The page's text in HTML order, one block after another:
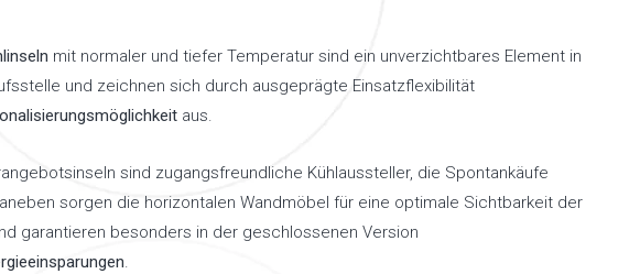
mit normaler und tiefer Temperatur sind ein unverzichtbares Element in
und zeichnen sich durch ausgeprägte Einsatzflexibilität
aus.
sind zugangsfreundliche Kühlaussteller, die Spontankäufe
sorgen die horizontalen Wandmöbel für eine optimale Sichtbarkeit der
garantieren besonders in der geschlossenen Version
.